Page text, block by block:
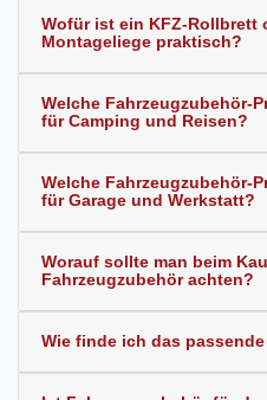
Wofür ist ein KFZ-Rollbrett
Montageliege praktisch?
Welche Fahrzeugzubehör-
für Camping und Reisen?
Welche Fahrzeugzubehör-
für Garage und Werkstatt?
Worauf sollte man beim
Fahrzeugzubehör achten?
Wie finde ich das